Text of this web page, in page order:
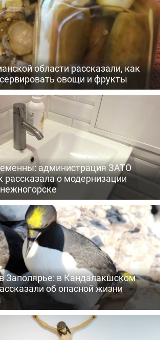
области рассказали, как
овощи и фрукты
администрация ЗАТО
рассказала о модернизации
в Кандалакшском
об опасной жизни